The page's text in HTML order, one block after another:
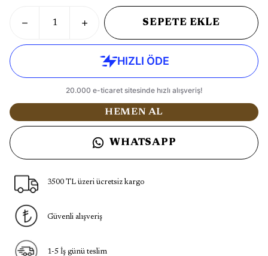
SEPETE EKLE
HEMEN AL
WHATSAPP
3500 TL üzeri ücretsiz kargo
Güvenli alışveriş
1-5 İş günü teslim